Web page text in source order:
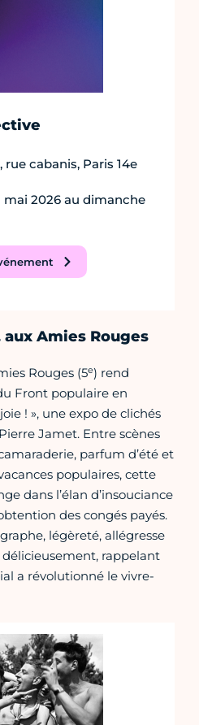
rue cabanis, Paris 14e
mai 2026 au dimanche
aux Amies Rouges
Rouges (5e) rend
Front populaire en
! », une expo de clichés
Jamet. Entre scènes
parfum d’été et
populaires, cette
dans l’élan d’insouciance
des congés payés.
légèreté, allégresse
rappelant
a révolutionné le vivre-